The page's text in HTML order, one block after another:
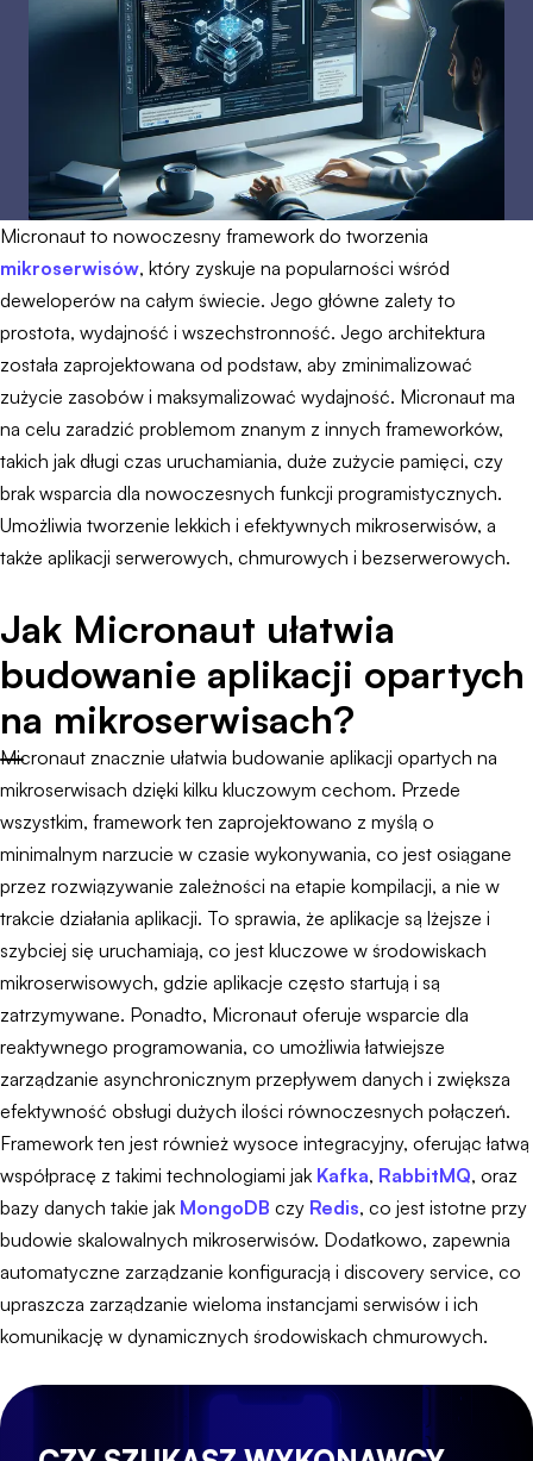
Micronaut to nowoczesny framework do tworzenia
mikroserwisów, który zyskuje na popularności wśród
deweloperów na całym świecie. Jego główne zalety to
prostota, wydajność i wszechstronność. Jego architektura
została zaprojektowana od podstaw, aby zminimalizować
zużycie zasobów i maksymalizować wydajność. Micronaut ma
na celu zaradzić problemom znanym z innych frameworków,
takich jak długi czas uruchamiania, duże zużycie pamięci, czy
brak wsparcia dla nowoczesnych funkcji programistycznych.
Umożliwia tworzenie lekkich i efektywnych mikroserwisów, a
także aplikacji serwerowych, chmurowych i bezserwerowych.
Jak Micronaut ułatwia
budowanie aplikacji opartych
na mikroserwisach?
Micronaut znacznie ułatwia budowanie aplikacji opartych na
mikroserwisach dzięki kilku kluczowym cechom. Przede
wszystkim, framework ten zaprojektowano z myślą o
minimalnym narzucie w czasie wykonywania, co jest osiągane
przez rozwiązywanie zależności na etapie kompilacji, a nie w
trakcie działania aplikacji. To sprawia, że aplikacje są lżejsze i
szybciej się uruchamiają, co jest kluczowe w środowiskach
mikroserwisowych, gdzie aplikacje często startują i są
zatrzymywane. Ponadto, Micronaut oferuje wsparcie dla
reaktywnego programowania, co umożliwia łatwiejsze
zarządzanie asynchronicznym przepływem danych i zwiększa
efektywność obsługi dużych ilości równoczesnych połączeń.
Framework ten jest również wysoce integracyjny, oferując łatwą
współpracę z takimi technologiami jak Kafka, RabbitMQ, oraz
bazy danych takie jak MongoDB czy Redis, co jest istotne przy
budowie skalowalnych mikroserwisów. Dodatkowo, zapewnia
automatyczne zarządzanie konfiguracją i discovery service, co
upraszcza zarządzanie wieloma instancjami serwisów i ich
komunikację w dynamicznych środowiskach chmurowych.